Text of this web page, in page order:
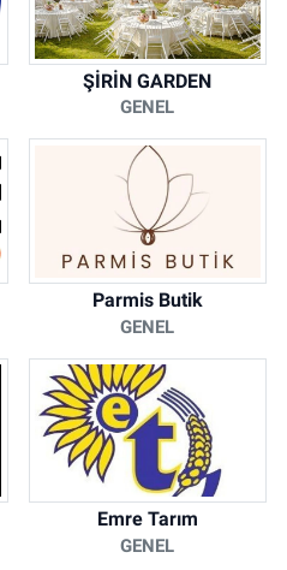
ŞİRİN GARDEN
GENEL
Parmis Butik
GENEL
Emre Tarım
GENEL